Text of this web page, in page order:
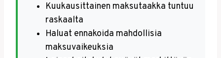
Kuukausittainen maksutaakka tuntuu
raskaalta
Haluat ennakoida mahdollisia
maksuvaikeuksia